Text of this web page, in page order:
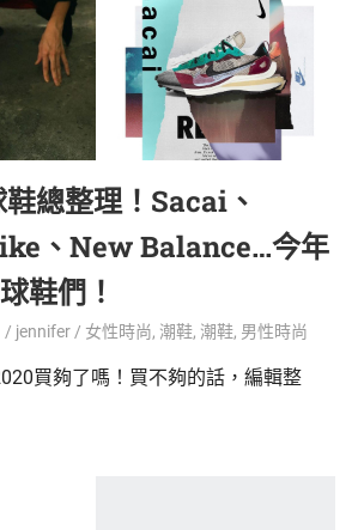
總整理！Sacai、
、New Balance…今年
鞋們！
jennifer 女性時尚, 潮鞋, 潮鞋, 男性時尚
買夠了嗎！買不夠的話，編輯整